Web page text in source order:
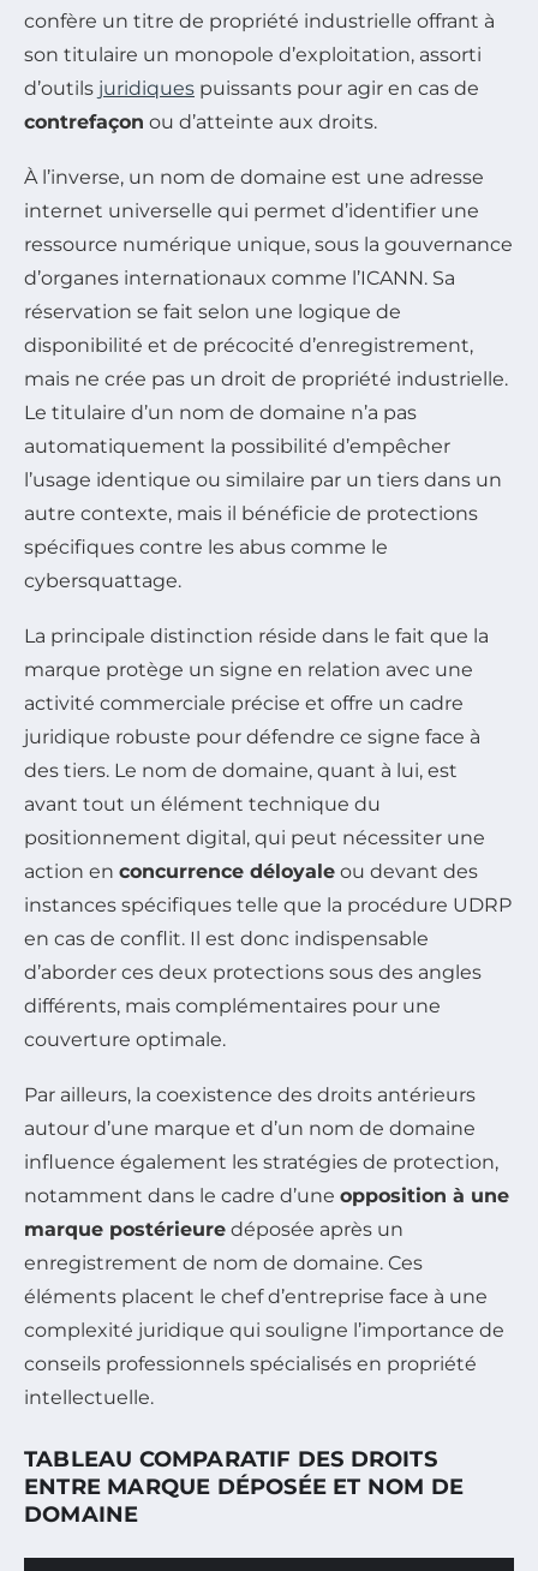
confère un titre de propriété industrielle offrant à
son titulaire un monopole d’exploitation, assorti
d’outils juridiques puissants pour agir en cas de
contrefaçon ou d’atteinte aux droits.
À l’inverse, un nom de domaine est une adresse
internet universelle qui permet d’identifier une
ressource numérique unique, sous la gouvernance
d’organes internationaux comme l’ICANN. Sa
réservation se fait selon une logique de
disponibilité et de précocité d’enregistrement,
mais ne crée pas un droit de propriété industrielle.
Le titulaire d’un nom de domaine n’a pas
automatiquement la possibilité d’empêcher
l’usage identique ou similaire par un tiers dans un
autre contexte, mais il bénéficie de protections
spécifiques contre les abus comme le
cybersquattage.
La principale distinction réside dans le fait que la
marque protège un signe en relation avec une
activité commerciale précise et offre un cadre
juridique robuste pour défendre ce signe face à
des tiers. Le nom de domaine, quant à lui, est
avant tout un élément technique du
positionnement digital, qui peut nécessiter une
action en concurrence déloyale ou devant des
instances spécifiques telle que la procédure UDRP
en cas de conflit. Il est donc indispensable
d’aborder ces deux protections sous des angles
différents, mais complémentaires pour une
couverture optimale.
Par ailleurs, la coexistence des droits antérieurs
autour d’une marque et d’un nom de domaine
influence également les stratégies de protection,
notamment dans le cadre d’une opposition à une
marque postérieure déposée après un
enregistrement de nom de domaine. Ces
éléments placent le chef d’entreprise face à une
complexité juridique qui souligne l’importance de
conseils professionnels spécialisés en propriété
intellectuelle.
TABLEAU COMPARATIF DES DROITS
ENTRE MARQUE DÉPOSÉE ET NOM DE
DOMAINE